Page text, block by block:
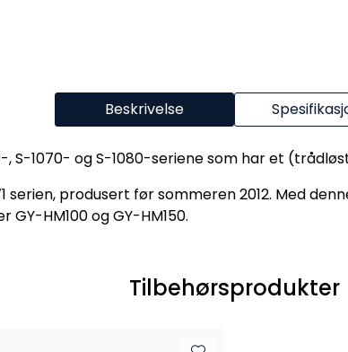
Beskrivelse
, S-1070- og S-1080-seriene som har et
serien, produsert før sommeren 2012. Med
HM100 og GY-HM150.
Tilbehørsprodukter